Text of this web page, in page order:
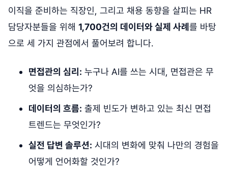
이직을 준비하는 직장인, 그리고 채용 동향을 살피는 HR
담당자분들을 위해 1,700건의 데이터와 실제 사례 를 바탕
으로 세 가지 관점에서 풀어보려 합니다.
면접관의 심리: 누구나 AI를 쓰는 시대, 면접관은 무
엇을 의심하는가?
데이터의 흐름: 출제 빈도가 변하고 있는 최신 면접
트렌드는 무엇인가?
실전 답변 솔루션: 시대의 변화에 맞춰 나만의 경험을
어떻게 언어화할 것인가?